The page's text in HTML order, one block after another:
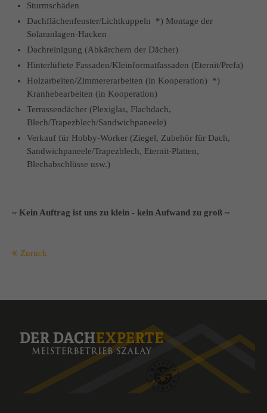
Sturmschäden
Dachflächenfenster/Lichtkuppeln *) Montage der
Solaranlagen-Hacken
Dachreinigung (Abkärchern der Dächer)
Hinterlüftete Fassaden/Kleinformatfassaden (Eternit/Prefa)
Holzarbeiten/Zimmererarbeiten (in Kooperation) *)
Kranhebearbeiten (in Kooperation)
Terrassendächer (Plexiglas, Flachdach,
Blech/Trapezblech/Sandwichpaneele)
Verkauf für Hobby-Worker (Ziegel, Zubehör für Dach,
Sandwichpaneele/Trapezblech, Eternit-Platten,
Blechabschlüsse usw.)
~ Kein Auftrag ist uns zu klein - kein Aufwand zu groß ~
Zurück